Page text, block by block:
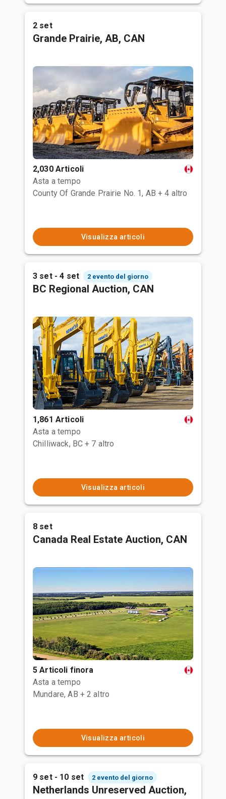
2 set
Grande Prairie, AB, CAN
2,030 Articoli
Asta a tempo
County Of Grande Prairie No. 1, AB + 4 altro
Visualizza articoli
3 set - 4 set 2 evento del giorno
BC Regional Auction, CAN
1,861 Articoli
Asta a tempo
Chilliwack, BC + 7 altro
Visualizza articoli
8 set
Canada Real Estate Auction, CAN
5 Articoli finora
Asta a tempo
Mundare, AB + 2 altro
Visualizza articoli
9 set - 10 set 2 evento del giorno
Netherlands Unreserved Auction,